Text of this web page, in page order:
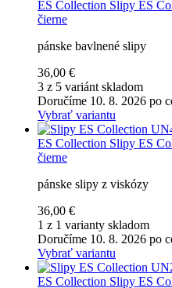
ES Collection Slipy ES
čierne
pánske bavlnené slipy
36,00 €
3 z 5 variánt skladom
Doručíme 10. 8. 2026 po
Vybrať variantu
ES Collection Slipy ES
čierne
pánske slipy z viskózy
36,00 €
1 z 1 varianty skladom
Doručíme 10. 8. 2026 po
Vybrať variantu
ES Collection Slipy ES